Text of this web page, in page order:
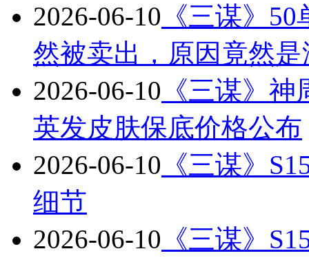
2026-06-10 《三谋》
然被卖出，原因竟然
2026-06-10 《三谋》
英发皮肤保底价格公布
2026-06-10 《三谋》
细节
2026-06-10 《三谋》